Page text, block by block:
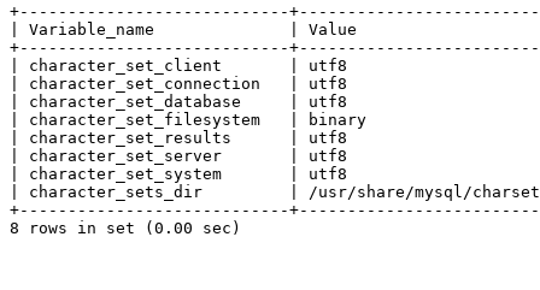
+----------------------------
| Variable_name              | Value
+----------------------------
| character_set_client       | utf8
| character_set_connection   | utf8
| character_set_database     | utf8
| character_set_filesystem   | binary
| character_set_results      | utf8
| character_set_server       | utf8
| character_set_system       | utf8
| character_sets_dir         | /usr/share/mysql/
+----------------------------
8 rows in set (0.00 sec)